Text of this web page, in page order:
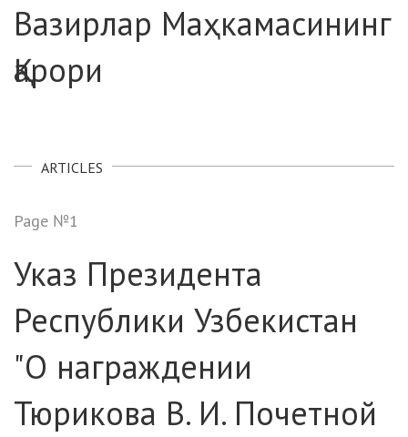
Вазирлар Маҳкамасининг
Қарори
ARTICLES
Page №1
Указ Президента
Республики Узбекистан
"О награждении
Тюрикова В. И. Почетной